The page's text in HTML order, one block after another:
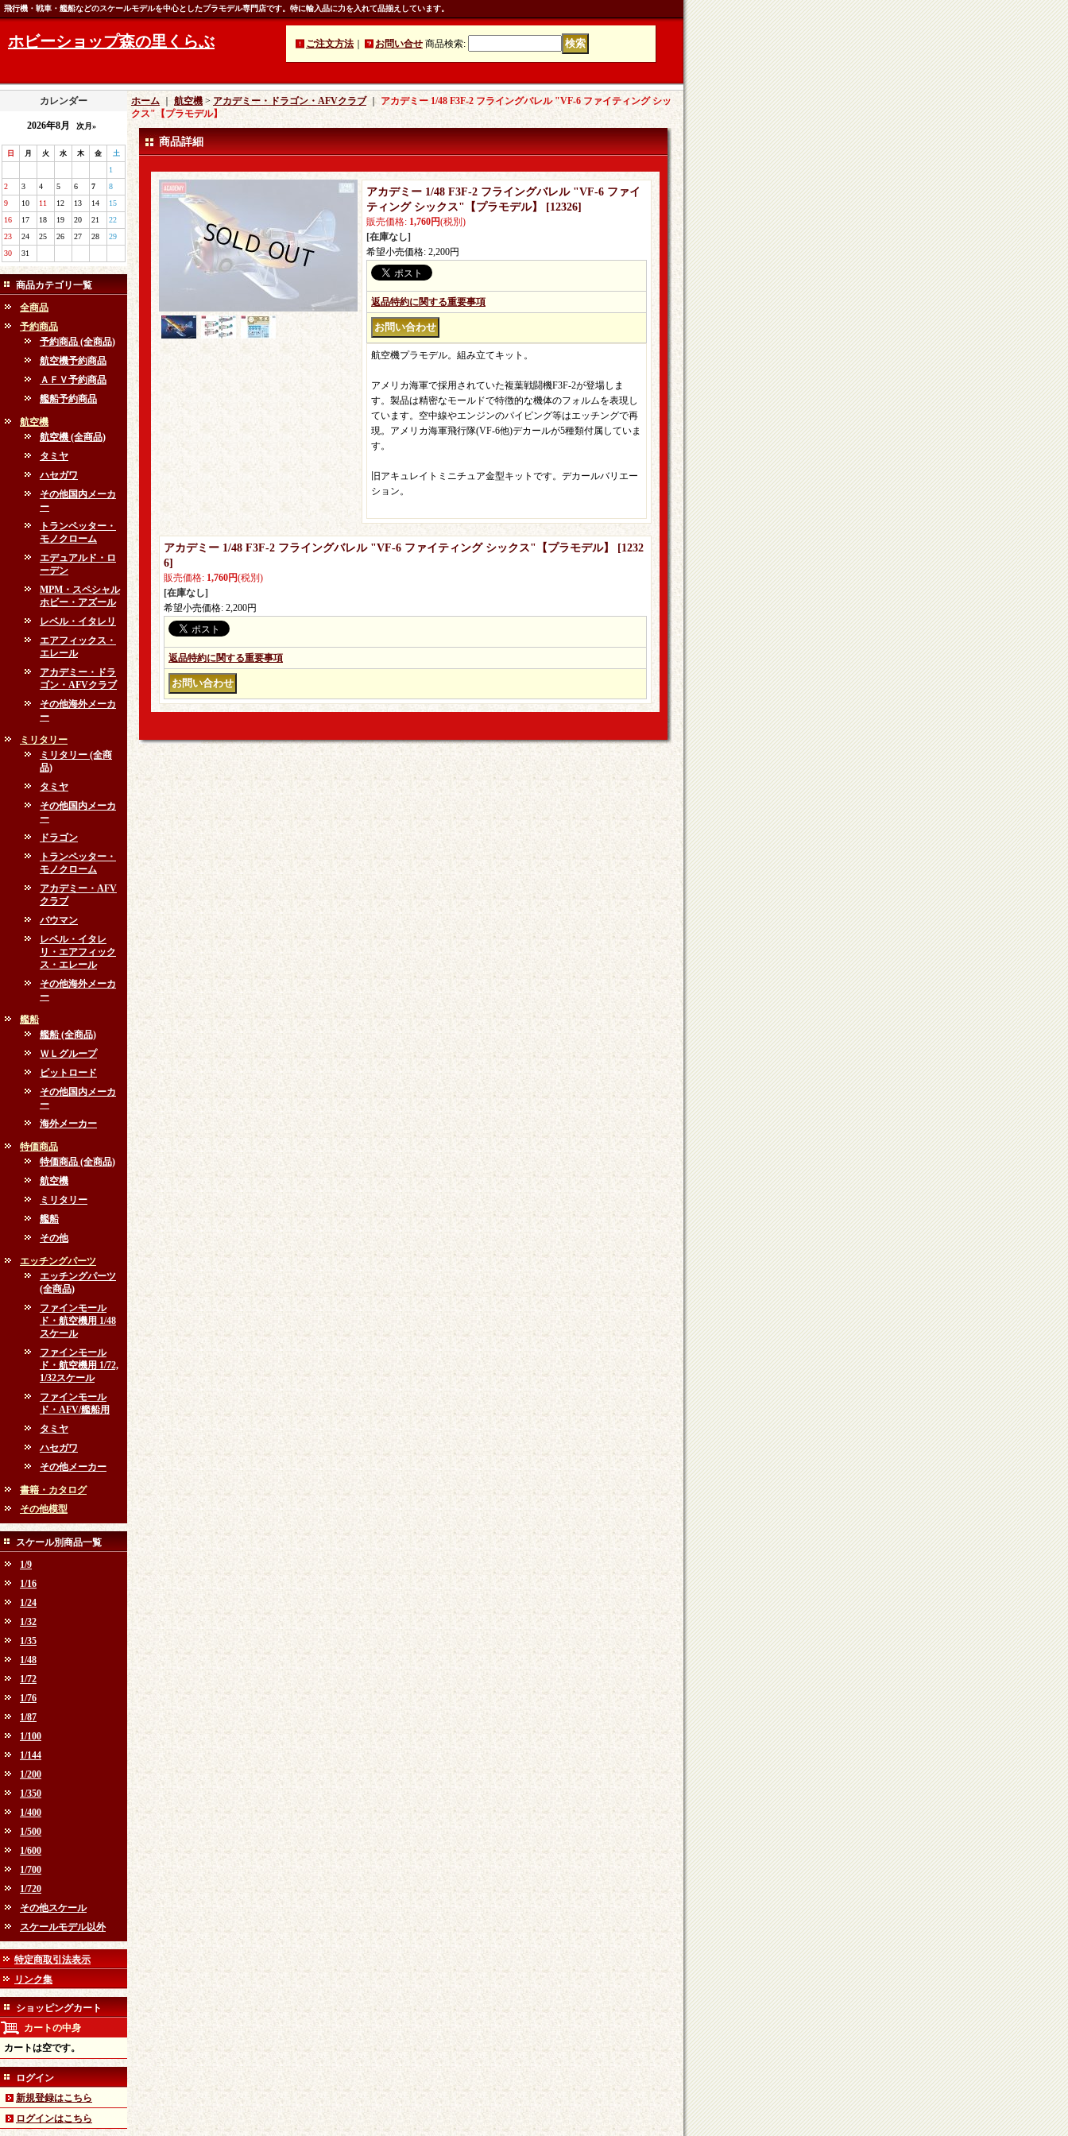
飛行機・戦車・艦船などのスケールモデルを中心としたプラモデル専門店です。特に輸入品に力を入れて品揃えしています。
ホビーショップ森の里くらぶ ご注文方法 お問い合せ 商品検索:
カレンダー
2026年8月 次月»
日 月 火 水 木 金 土
1
2
3 4 5 6 7
8
9
10 11 12 13 14
15
16
17 18 19 20 21
22
23
24 25 26 27 28
29
30
31
商品カテゴリ一覧
全商品
予約商品
予約商品 (全商品)
航空機予約商品
ＡＦＶ予約商品
艦船予約商品
航空機
航空機 (全商品)
タミヤ
ハセガワ
その他国内メーカ
ー
トランペッター・
モノクローム
エデュアルド・ロ
ーデン
MPM・スペシャル
ホビー・アズール
レベル・イタレリ
エアフィックス・
エレール
アカデミー・ドラ
ゴン・AFVクラブ
その他海外メーカ
ー
ミリタリー
ミリタリー (全商
品)
タミヤ
その他国内メーカ
ー
ドラゴン
トランペッター・
モノクローム
アカデミー・AFV
クラブ
バウマン
レベル・イタレ
リ・エアフィック
ス・エレール
その他海外メーカ
ー
艦船
艦船 (全商品)
ＷＬグループ
ピットロード
その他国内メーカ
ー
海外メーカー
特価商品
特価商品 (全商品)
航空機
ミリタリー
艦船
その他
エッチングパーツ
エッチングパーツ
(全商品)
ファインモール
ド・航空機用 1/48
スケール
ファインモール
ド・航空機用 1/72,
1/32スケール
ファインモール
ド・AFV/艦船用
タミヤ
ハセガワ
その他メーカー
書籍・カタログ
その他模型
スケール別商品一覧
1/9
1/16
1/24
1/32
1/35
1/48
1/72
1/76
1/87
1/100
1/144
1/200
1/350
1/400
1/500
1/600
1/700
1/720
その他スケール
スケールモデル以外
特定商取引法表示
リンク集
ショッピングカート
カートの中身
カートは空です。
ログイン
新規登録はこちら
ログインはこちら
ホーム 航空機 > アカデミー・ドラゴン・AFVクラブ｜ アカデミー 1/48 F3F-2 フライングバレル "VF-6 ファイティング シッ
クス"【プラモデル】
商品詳細
アカデミー 1/48 F3F-2 フライングバレル "VF-6 ファイ
ティング シックス"【プラモデル】
[12326]
販売価格: 1,760円(税別)
[在庫なし]
希望小売価格: 2,200円
返品特約に関する重要事項
航空機プラモデル。組み立てキット。
アメリカ海軍で採用されていた複葉戦闘機F3F-2が登場しま
す。製品は精密なモールドで特徴的な機体のフォルムを表現し
ています。空中線やエンジンのパイピング等はエッチングで再
現。アメリカ海軍飛行隊(VF-6他)デカールが5種類付属していま
す。
旧アキュレイトミニチュア金型キットです。デカールバリエー
ション。
アカデミー 1/48 F3F-2 フライングバレル "VF-6 ファイティング シックス"【プラモデル】 [1232
6]
販売価格: 1,760円(税別)
[在庫なし]
希望小売価格: 2,200円
返品特約に関する重要事項